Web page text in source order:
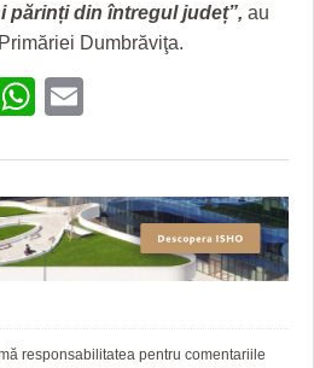
părinți din întregul județ”, au
Dumbrăviţa.
Pinterest
WhatsApp
responsabilitatea pentru comentariile